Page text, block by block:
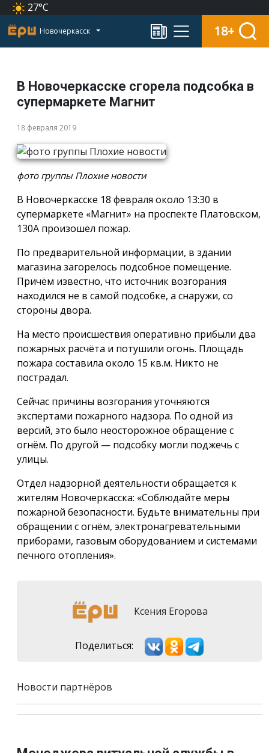
27°C
Новочеркасск 18+
В Новочеркасске сгорела подсобка в
супермаркете Магнит
18 февраля 2019
фото группы Плохие новости
В Новочеркасске 18 февраля около 13:30 в
супермаркете «Магнит» на проспекте Платовском,
130А произошёл пожар.
По предварительной информации, в здании
магазина загорелось подсобное помещение.
Причём известно, что источник возгорания
находился не в самой подсобке, а снаружи, со
стороны двора.
На место происшествия оперативно прибыли два
пожарных расчёта и потушили огонь. Площадь
пожара составила около 15 кв.м. Никто не
пострадал.
Сейчас причины возгорания уточняются
экспертами пожарного надзора. По одной из
версий, это было неосторожное обращение с
огнём. По другой — подсобку могли поджечь с
улицы.
Отдел надзорной деятельности обращается к
жителям Новочеркасска: «Соблюдайте меры
пожарной безопасности. Будьте внимательны при
обращении с огнём, электронагревательными
приборами, газовым оборудованием и системами
печного отопления».
Ксения Егорова
Поделиться:
Новости партнёров